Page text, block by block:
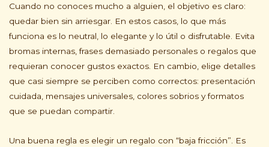
Cuando no conoces mucho a alguien, el objetivo es claro:
quedar bien sin arriesgar. En estos casos, lo que más
funciona es lo neutral, lo elegante y lo útil o disfrutable. Evita
bromas internas, frases demasiado personales o regalos que
requieran conocer gustos exactos. En cambio, elige detalles
que casi siempre se perciben como correctos: presentación
cuidada, mensajes universales, colores sobrios y formatos
que se puedan compartir.
Una buena regla es elegir un regalo con “baja fricción”. Es